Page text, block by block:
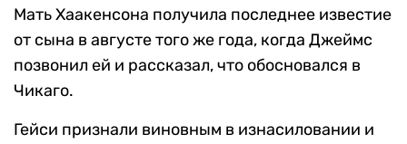
Мать Хаакенсона получила последнее известие
от сына в августе того же года, когда Джеймс
позвонил ей и рассказал, что обосновался в
Чикаго.
Гейси признали виновным в изнасиловании и